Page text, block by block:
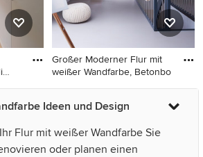
Flur
und
Großer Moderner Flur mit
weißer Wandfarbe, Betonbo
Großer Moderner Flur mit
weißer Wandfarbe,
Boden in Sonstige
Ideen und Design
Flur mit weißer Wandfarbe Sie
oder planen einen